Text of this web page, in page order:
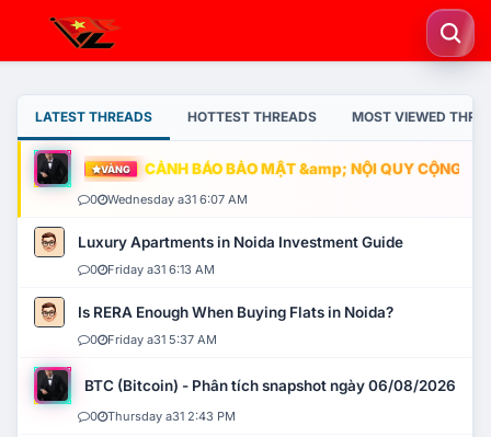
LATEST THREADS HOTTEST THREADS MOST VIEWED
VÀNG CẢNH BÁO BẢO MẬT &amp; NỘI QUY CỘNG
0 Wednesday a31 6:07 AM
Luxury Apartments in Noida Investment Guide
0 Friday a31 6:13 AM
Is RERA Enough When Buying Flats in Noida?
0 Friday a31 5:37 AM
BTC (Bitcoin) - Phân tích snapshot ngày 06/08/2026
0 Thursday a31 2:43 PM